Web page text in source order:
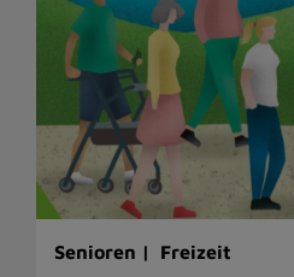
Senioren | Freizeit